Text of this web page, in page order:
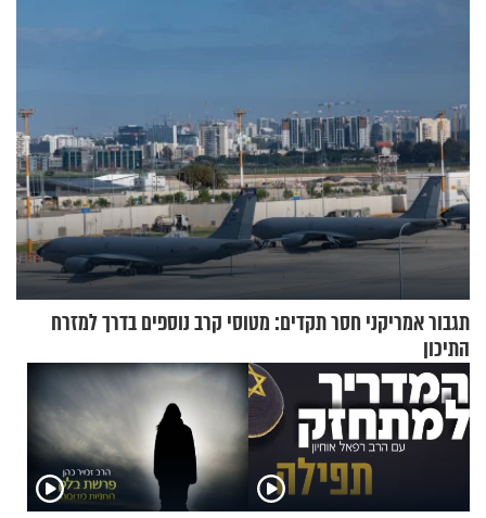
תגבור אמריקני חסר תקדים: מטוסי קרב נוספים בדרך למזרח
התיכון